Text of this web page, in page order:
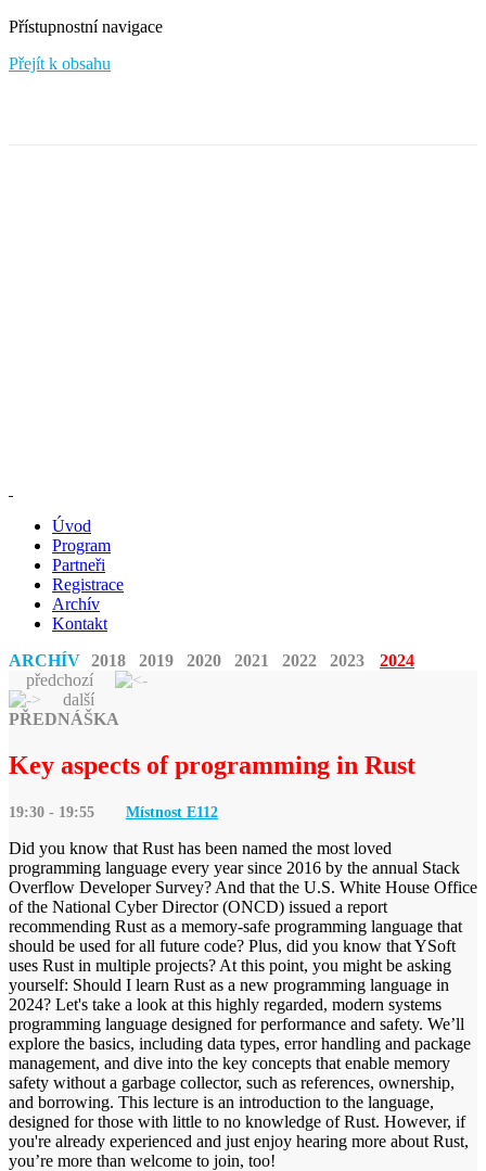
Přístupnostní navigace
Přejít k obsahu
Úvod
Program
Partneři
Registrace
Archív
Kontakt
ARCHÍV 2018 2019 2020 2021 2022 2023
2024
předchozí
další
PŘEDNÁŠKA
Key aspects of programming in Rust
19:30 - 19:55 Místnost E112
Did you know that Rust has been named the most loved
programming language every year since 2016 by the annual Stack
Overflow Developer Survey? And that the U.S. White House Office
of the National Cyber Director (ONCD) issued a report
recommending Rust as a memory-safe programming language that
should be used for all future code? Plus, did you know that YSoft
uses Rust in multiple projects? At this point, you might be asking
yourself: Should I learn Rust as a new programming language in
2024? Let's take a look at this highly regarded, modern systems
programming language designed for performance and safety. We’ll
explore the basics, including data types, error handling and package
management, and dive into the key concepts that enable memory
safety without a garbage collector, such as references, ownership,
and borrowing. This lecture is an introduction to the language,
designed for those with little to no knowledge of Rust. However, if
you're already experienced and just enjoy hearing more about Rust,
you’re more than welcome to join, too!